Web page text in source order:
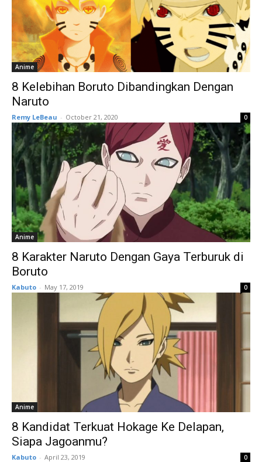
Anime
8 Kelebihan Boruto Dibandingkan Dengan
Naruto
Remy LeBeau - October 21, 2020 0
Anime
8 Karakter Naruto Dengan Gaya Terburuk di
Boruto
Kabuto - May 17, 2019 0
Anime
8 Kandidat Terkuat Hokage Ke Delapan,
Siapa Jagoanmu?
Kabuto - April 23, 2019 0